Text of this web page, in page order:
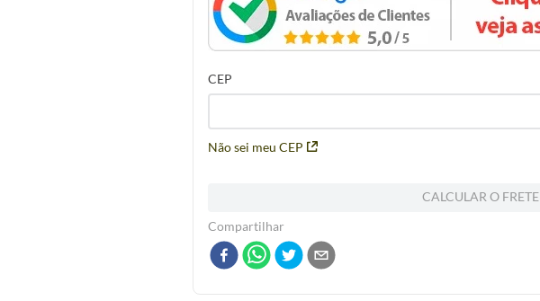
CEP
Não sei meu CEP
CALCULAR O FRETE
Compartilhar